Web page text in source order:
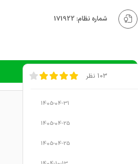
شماره نظام: 171922
دریافت نوبت تلفنی 103 نظر
1405-04-31
1405-04-25
1405-04-25